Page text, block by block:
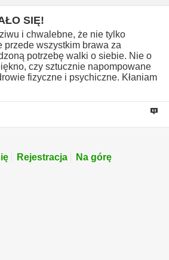
SIĘ!
i chwalebne, że nie tylko
przede wszystkim brawa za
potrzebę walki o siebie. Nie o
czy sztucznie napompowane
fizyczne i psychiczne. Kłaniam
Rejestracja Na górę